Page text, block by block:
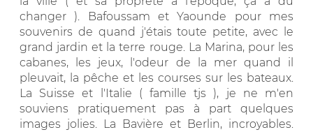
changer ). Bafoussam et Yaounde pour mes
souvenirs de quand j'étais toute petite, avec le
grand jardin et la terre rouge. La Marina, pour les
cabanes, les jeux, l'odeur de la mer quand il
pleuvait, la pêche et les courses sur les bateaux.
La Suisse et l'Italie ( famille tjs ), je ne m'en
souviens pratiquement pas à part quelques
images jolies. La Bavière et Berlin, incroyables.